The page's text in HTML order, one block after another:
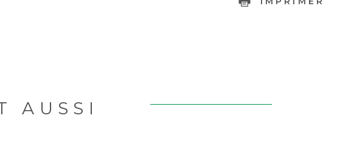
AUSSI